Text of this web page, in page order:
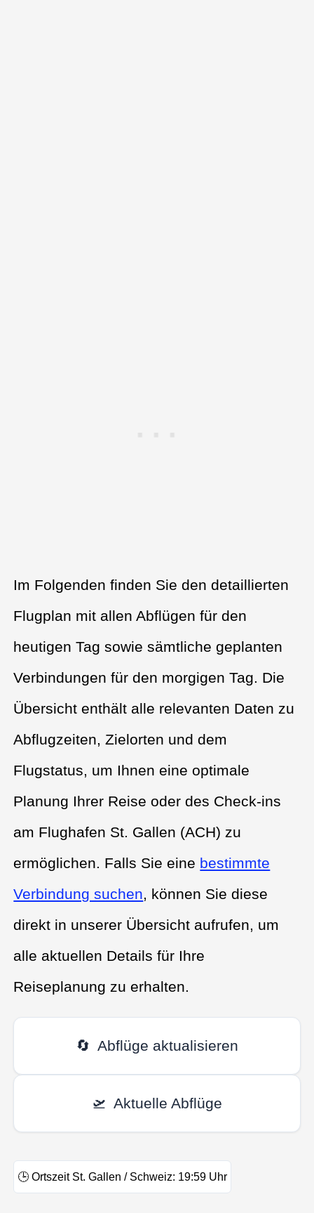
Im Folgenden finden Sie den detaillierten
Flugplan mit allen Abflügen für den
heutigen Tag sowie sämtliche geplanten
Verbindungen für den morgigen Tag. Die
Übersicht enthält alle relevanten Daten zu
Abflugzeiten, Zielorten und dem
Flugstatus, um Ihnen eine optimale
Planung Ihrer Reise oder des Check-ins
am Flughafen St. Gallen (ACH) zu
ermöglichen. Falls Sie eine bestimmte
Verbindung suchen, können Sie diese
direkt in unserer Übersicht aufrufen, um
alle aktuellen Details für Ihre
Reiseplanung zu erhalten.
🔄 Abflüge aktualisieren
🛫 Aktuelle Abflüge
🕒 Ortszeit St. Gallen / Schweiz: 19:59 Uhr